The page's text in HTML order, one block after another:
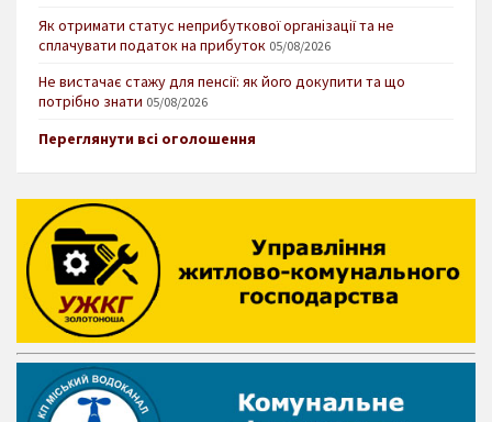
Як отримати статус неприбуткової організації та не
сплачувати податок на прибуток 05/08/2026
Не вистачає стажу для пенсії: як його докупити та що
потрібно знати 05/08/2026
Переглянути всі оголошення